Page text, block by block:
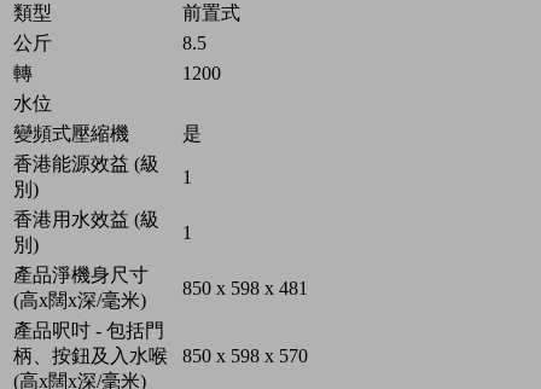
類型
前置式
公斤
8.5
轉
1200
水位
變頻式壓縮機
是
香港能源效益 (級
別)
1
香港用水效益 (級
別)
1
產品淨機身尺寸
(高x闊x深/毫米)
850 x 598 x 481
產品呎吋 - 包括門
柄、按鈕及入水喉
(高x闊x深/毫米)
850 x 598 x 570